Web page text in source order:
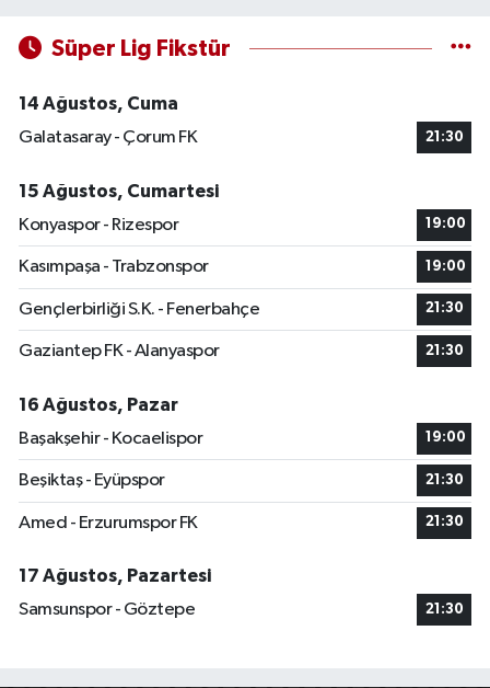
Süper Lig Fikstür
14 Ağustos, Cuma
Galatasaray - Çorum FK
21:30
15 Ağustos, Cumartesi
Konyaspor - Rizespor
19:00
Kasımpaşa - Trabzonspor 19:00
Gençlerbirliği S.K. - Fenerbahçe 21:30
Gaziantep FK - Alanyaspor 21:30
16 Ağustos, Pazar
Başakşehir - Kocaelispor
19:00
Beşiktaş - Eyüpspor 21:30
Amed - Erzurumspor FK 21:30
17 Ağustos, Pazartesi
Samsunspor - Göztepe
21:30